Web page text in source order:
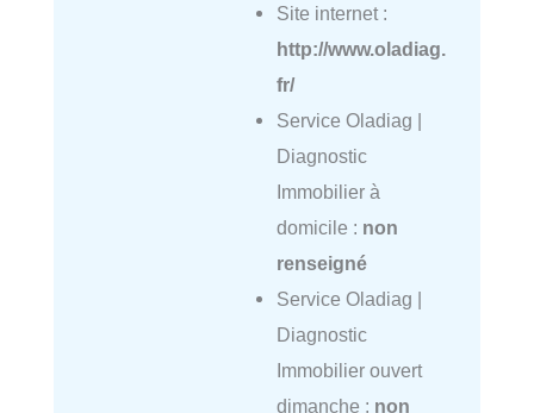
Site internet :
http://www.oladiag.
fr/
Service Oladiag |
Diagnostic
Immobilier à
domicile : non
renseigné
Service Oladiag |
Diagnostic
Immobilier ouvert
dimanche : non